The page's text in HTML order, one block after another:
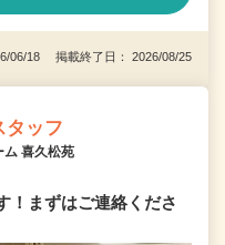
06/18 掲載終了日： 2026/08/25
タッフ
喜久松苑
！まずはご連絡くださ